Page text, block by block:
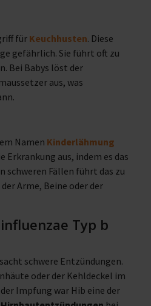
für Keuchhusten. Diese
gefährlich. Sie führt oft zu
Bei Babys löst der
aus, was
Namen Kinderlähmung
Erkrankung aus, indem es das
schweren Fällen führt das zu
Arme, Beine oder der
Typ b
schwere Entzündungen.
oder der Kehldeckel im
Impfung war Hib eine der